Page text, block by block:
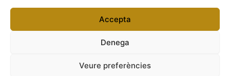
Accepta
Denega
Veure preferències
Membres de la Federació de Fires de Catalunya (FEFIC)